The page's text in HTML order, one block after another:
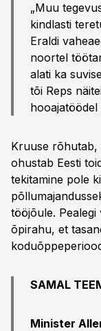
„Muu
kindlasti
Eraldi
noortel
alati ka
tõi Reps
Kruuse rõhutab,
ohustab Eesti
tekitamine pole
tööjõule. Pealegi
õpirahu, et
SAMAL
Minister